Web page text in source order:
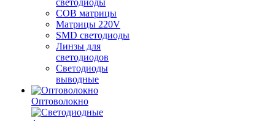
светодиоды
COB матрицы
Матрицы 220V
SMD светодиоды
Линзы для
светодиодов
Светодиоды
выводные
Оптоволокно